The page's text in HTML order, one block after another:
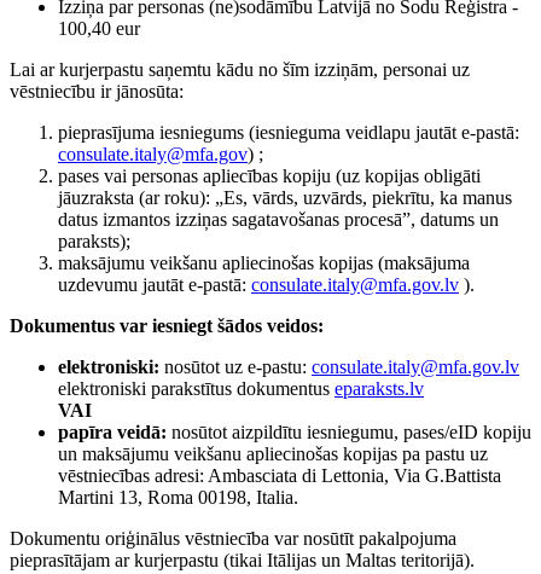
Izziņa par personas (ne)sodāmību Latvijā no Sodu Reģistra -
100,40 eur
Lai ar kurjerpastu saņemtu kādu no šīm izziņām, personai uz
vēstniecību ir jānosūta:
pieprasījuma iesniegums (iesnieguma veidlapu jautāt e-pastā:
consulate.italy@mfa.gov) ;
pases vai personas apliecības kopiju (uz kopijas obligāti
jāuzraksta (ar roku): „Es, vārds, uzvārds, piekrītu, ka manus
datus izmantos izziņas sagatavošanas procesā”, datums un
paraksts);
maksājumu veikšanu apliecinošas kopijas (maksājuma
uzdevumu jautāt e-pastā: consulate.italy@mfa.gov.lv ).
Dokumentus var iesniegt šādos veidos:
elektroniski: nosūtot uz e-pastu: consulate.italy@mfa.gov.lv
elektroniski parakstītus dokumentus eparaksts.lv
VAI
papīra veidā: nosūtot aizpildītu iesniegumu, pases/eID kopiju
un maksājumu veikšanu apliecinošas kopijas pa pastu uz
vēstniecības adresi: Ambasciata di Lettonia, Via G.Battista
Martini 13, Roma 00198, Italia.
Dokumentu oriģinālus vēstniecība var nosūtīt pakalpojuma
pieprasītājam ar kurjerpastu (tikai Itālijas un Maltas teritorijā).